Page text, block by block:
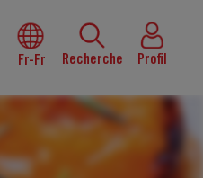
Fr-Fr Recherche Profil